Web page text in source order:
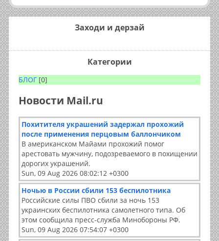
Заходи и дерзай
Категории
БЛОГ [0]
Новости Mail.ru
Похитителя украшений задержал прохожий
после применения перцовым баллончиком
В американском Майами прохожий помог
арестовать мужчину, подозреваемого в похищении
дорогих украшений.
Sun, 09 Aug 2026 08:02:12 +0300
Ночью в России сбили 153 беспилотника
Российские силы ПВО сбили за ночь 153
украинских беспилотника самолетного типа. Об
этом сообщила пресс-служба Минобороны РФ.
Sun, 09 Aug 2026 07:54:07 +0300